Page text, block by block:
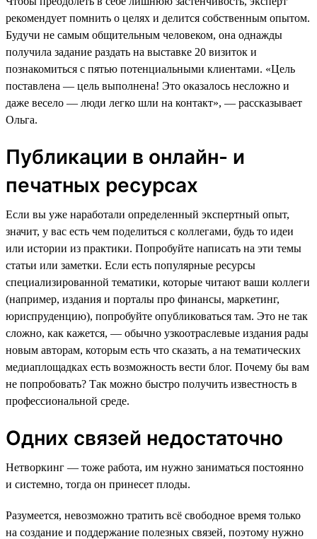
рекомендует помнить о целях и делится собственным опытом.
Будучи не самым общительным человеком, она однажды
получила задание раздать на выставке 20 визиток и
познакомиться с пятью потенциальными клиентами. «Цель
поставлена — цель выполнена! Это оказалось несложно и
даже весело — люди легко шли на контакт», — рассказывает
Ольга.
Публикации в онлайн- и
печатных ресурсах
Если вы уже наработали определенный экспертный опыт,
значит, у вас есть чем поделиться с коллегами, будь то идеи
или истории из практики. Попробуйте написать на эти темы
статьи или заметки. Если есть популярные ресурсы
специализированной тематики, которые читают ваши коллеги
(например, издания и порталы про финансы, маркетинг,
юриспруденцию), попробуйте опубликоваться там. Это не так
сложно, как кажется, — обычно узкоотраслевые издания рады
новым авторам, которым есть что сказать, а на тематических
медиаплощадках есть возможность вести блог. Почему бы вам
не попробовать? Так можно быстро получить известность в
профессиональной среде.
Одних связей недостаточно
Нетворкинг — тоже работа, им нужно заниматься постоянно
и системно, тогда он принесет плоды.
Разумеется, невозможно тратить всё свободное время только
на создание и поддержание полезных связей, поэтому нужно